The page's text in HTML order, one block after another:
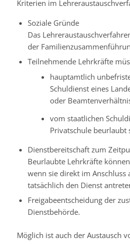
Kriterien im
Soziale Gründe
Das
der
Teilnehmende Lehrkräfte
hauptamtlich
Schuldienst eines
oder
vom staatlichen
Privatschule beurlaubt
Dienstbereitschaft zum
Beurlaubte Lehrkräfte
wenn sie direkt im Anschluss
tatsächlich den Dienst
Freigabeentscheidung der
Dienstbehörde.
Möglich ist auch der Austausch